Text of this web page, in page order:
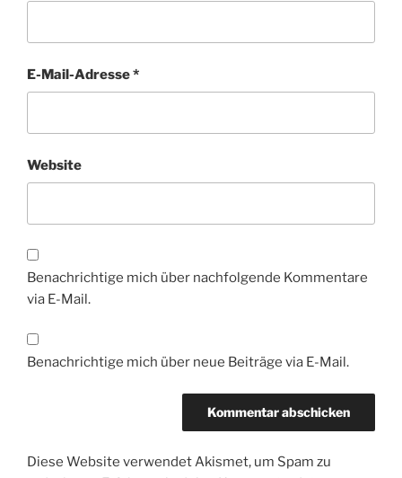
E-Mail-Adresse*
Website
Benachrichtige mich über nachfolgende Kommentare
via E-Mail.
Benachrichtige mich über neue Beiträge via E-Mail.
Diese Website verwendet Akismet, um Spam zu